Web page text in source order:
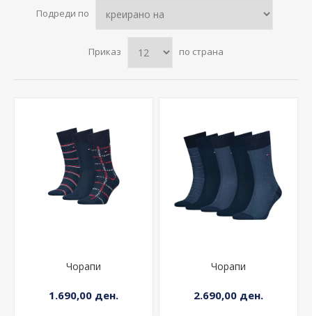
Подреди по
Приказ по страна
Чорапи
1.690,00 ден.
Чорапи
2.690,00 ден.